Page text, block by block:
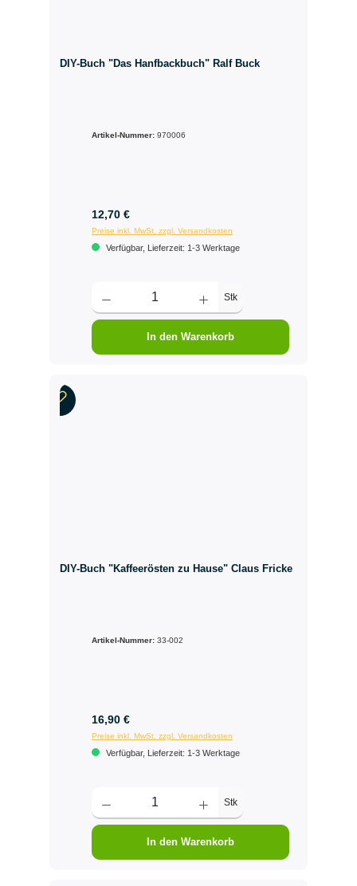
DIY-Buch "Das Hanfbackbuch" Ralf Buck
Artikel-Nummer: 970006
12,70 €
Preise inkl. MwSt. zzgl. Versandkosten
Verfügbar, Lieferzeit: 1-3 Werktage
Stk
In den Warenkorb
DIY-Buch "Kaffeerösten zu Hause" Claus Fricke
Artikel-Nummer: 33-002
16,90 €
Preise inkl. MwSt. zzgl. Versandkosten
Verfügbar, Lieferzeit: 1-3 Werktage
Stk
In den Warenkorb